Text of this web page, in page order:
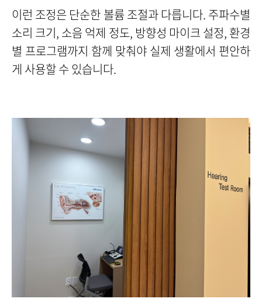
이런 조정은 단순한 볼륨 조절과 다릅니다. 주파수별
소리 크기, 소음 억제 정도, 방향성 마이크 설정, 환경
별 프로그램까지 함께 맞춰야 실제 생활에서 편안하
게 사용할 수 있습니다.